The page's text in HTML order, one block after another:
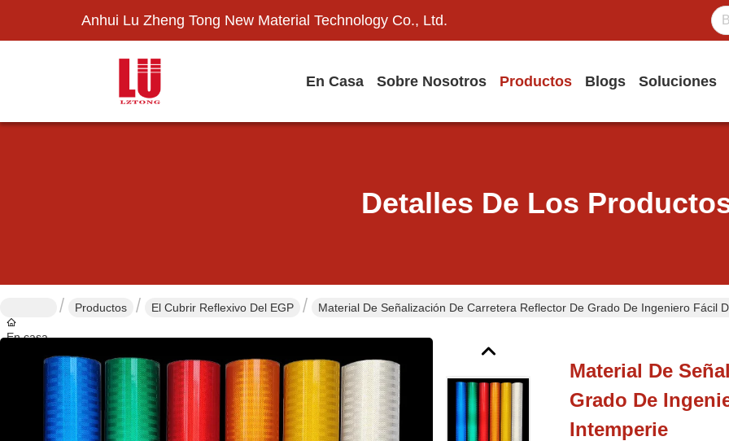
Anhui Lu Zheng Tong New Material Technology Co., Ltd.
En Casa Sobre Nosotros Productos Blogs Soluciones
Detalles De Los
En casa
Productos El Cubrir Reflexivo Del EGP Material De Señalización De Carretera Reflector De Grado De Ingeniero Fácil
Material De
Grado De
Intemperie